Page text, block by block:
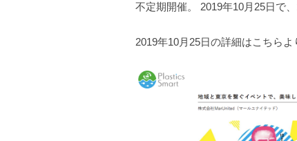
不定期開催。 2019年10月25日で、
2019年10月25日の詳細はこちらよ